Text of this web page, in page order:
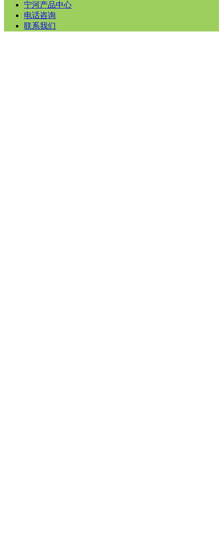
宁河产品中心
电话咨询
联系我们